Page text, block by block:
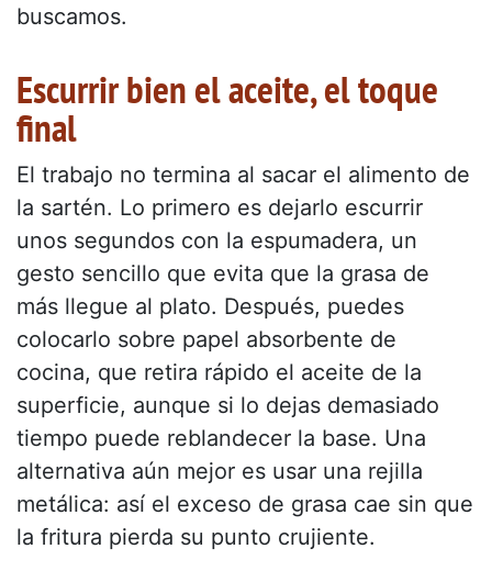
buscamos.
Escurrir bien el aceite, el toque
final
El trabajo no termina al sacar el alimento de
la sartén. Lo primero es dejarlo escurrir
unos segundos con la espumadera, un
gesto sencillo que evita que la grasa de
más llegue al plato. Después, puedes
colocarlo sobre papel absorbente de
cocina, que retira rápido el aceite de la
superficie, aunque si lo dejas demasiado
tiempo puede reblandecer la base. Una
alternativa aún mejor es usar una rejilla
metálica: así el exceso de grasa cae sin que
la fritura pierda su punto crujiente.